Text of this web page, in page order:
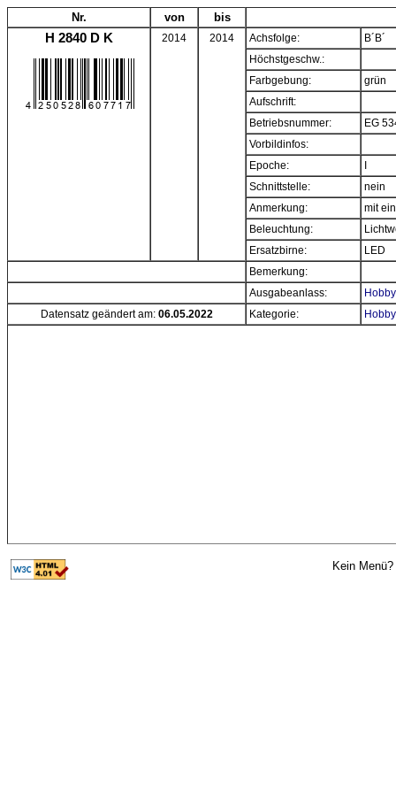
Nr. von bis
H 2840 D K 2014 2014 Achsfolge:
B´B´
Höchstgeschw.:
Farbgebung:
grün
Aufschrift:
Betriebsnummer:
EG
Vorbildinfos:
Epoche:
Schnittstelle:
nein
Anmerkung:
mit
Beleuchtung:
Ersatzbirne:
LED
Bemerkung:
Ausgabeanlass:
Datensatz geändert am: 06.05.2022 Kategorie:
Kein